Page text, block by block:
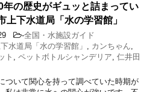
年の歴史がギュッと詰まってい
上下水道局「水の学習館」
-全国・水施設ガイド
水道局「水の学習館」
カンちゃん
ト
ペットボトルシャンデリア 仁井田
ついて関心を持って調べていた時期が